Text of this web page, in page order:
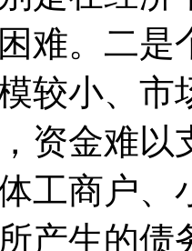
难。二
较小、市
资金难以
工商户、
产生的